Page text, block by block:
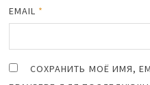
EMAIL *
СОХРАНИТЬ МОЁ ИМЯ,